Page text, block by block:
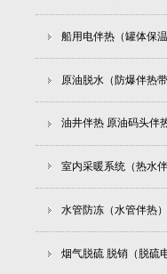
船用电伴热（罐体保温
原油脱水（防爆伴热
油井伴热 原油码头伴
室内采暖系统（热水
水管防冻（水管伴热）
烟气脱硫 脱销（脱硫